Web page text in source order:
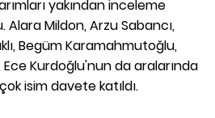
yakından inceleme
Alara Mildon, Arzu Sabancı,
Begüm Karamahmutoğlu,
Ece Kurdoğlu'nun da aralarında
isim davete katıldı.